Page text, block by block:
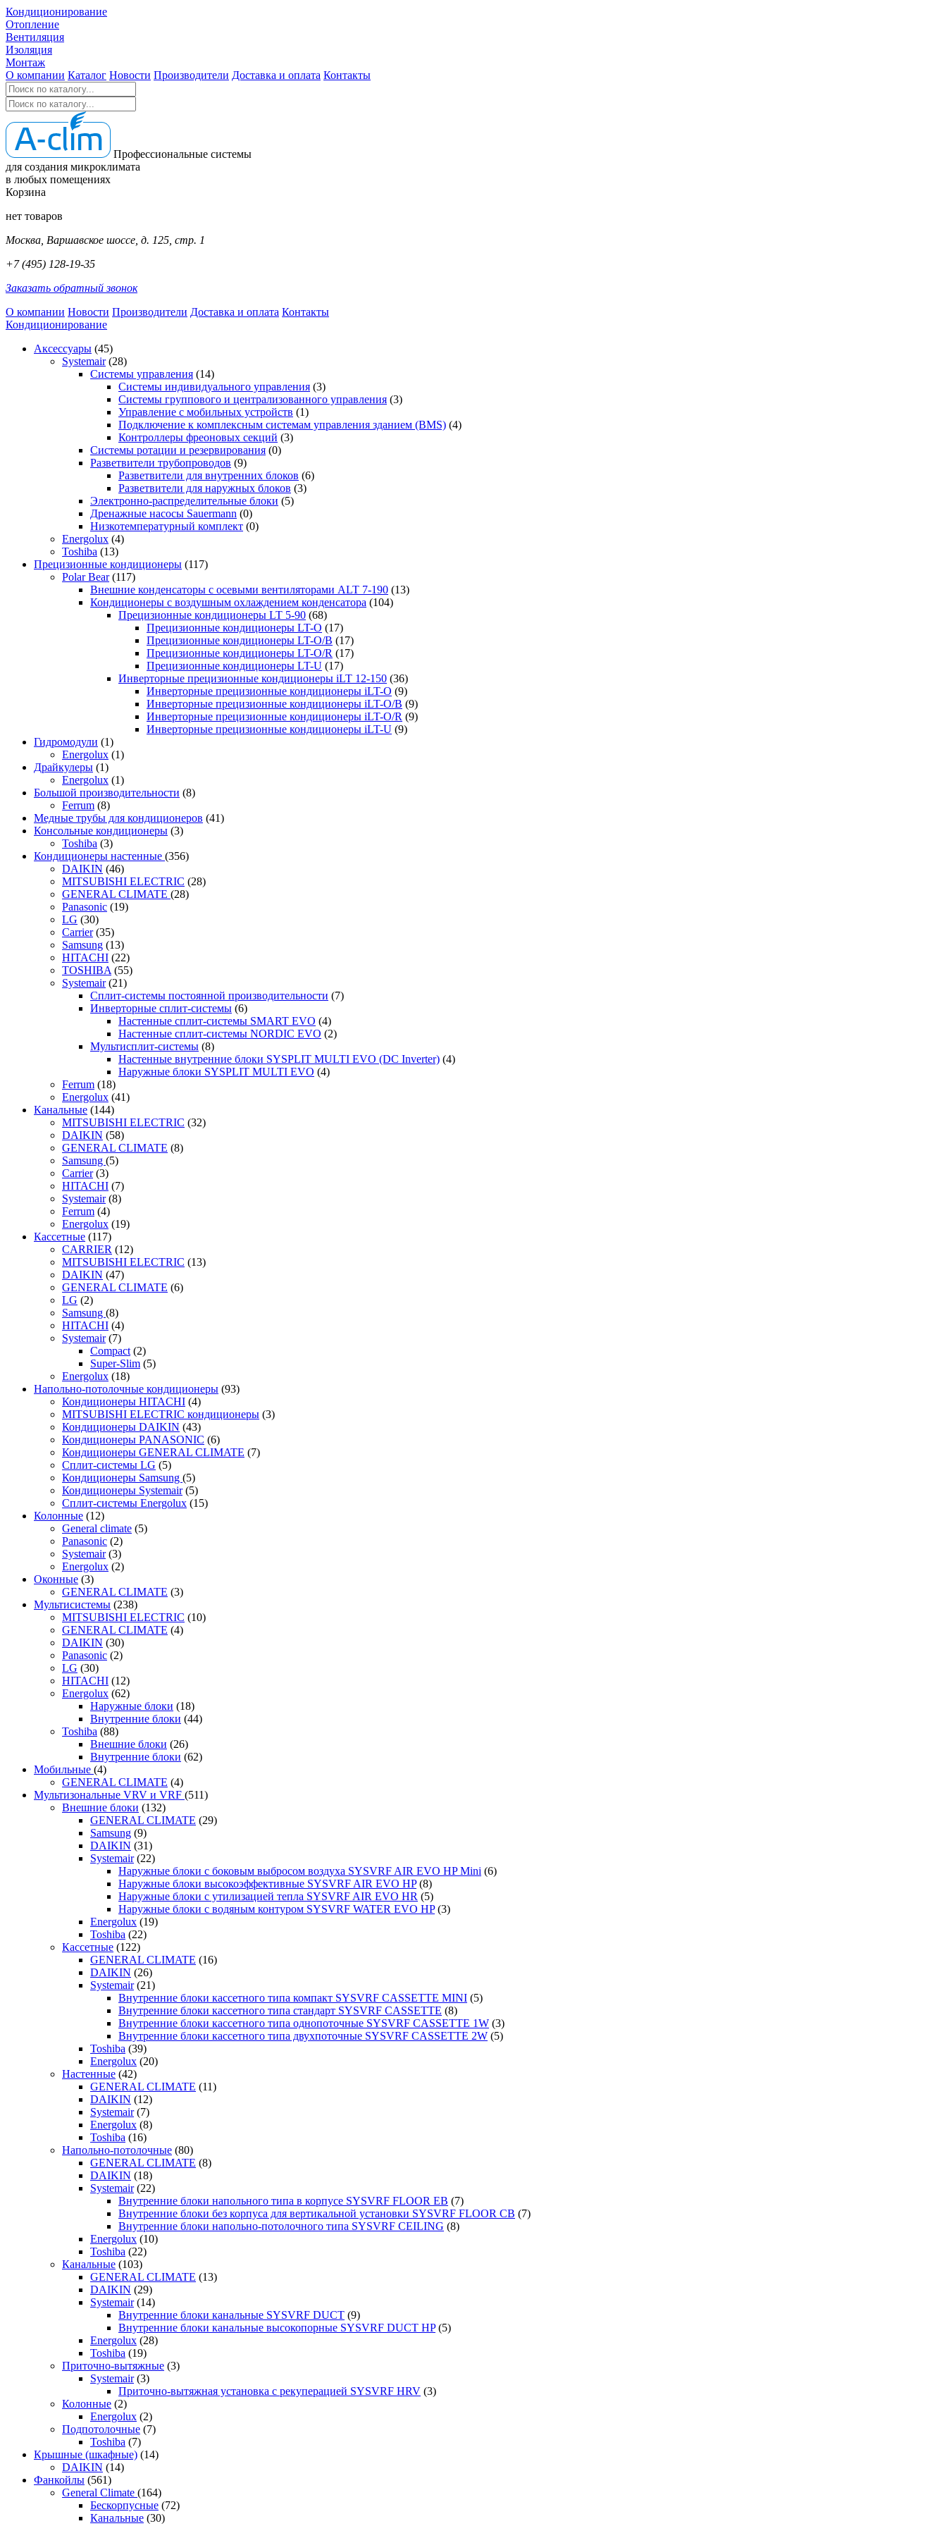
Кондиционирование
Отопление
Вентиляция
Изоляция
Монтаж
О компании Каталог Новости Производители Доставка и оплата Контакты
Профессиональные системы
для создания микроклимата
в любых помещениях
Корзина
нет товаров
Москва, Варшавское шоссе, д. 125, стр. 1
+7 (495) 128-19-35
Заказать обратный звонок
О компании Новости Производители Доставка и оплата Контакты
Кондиционирование
Аксессуары (45)
Systemair (28)
Системы управления (14)
Системы индивидуального управления (3)
Системы группового и централизованного управления (3)
Управление с мобильных устройств (1)
Подключение к комплексным системам управления зданием (BMS) (4)
Контроллеры фреоновых секций (3)
Системы ротации и резервирования (0)
Разветвители трубопроводов (9)
Разветвители для внутренних блоков (6)
Разветвители для наружных блоков (3)
Электронно-распределительные блоки (5)
Дренажные насосы Sauermann (0)
Низкотемпературный комплект (0)
Energolux (4)
Toshiba (13)
Прецизионные кондиционеры (117)
Polar Bear (117)
Внешние конденсаторы с осевыми вентиляторами ALT 7-190 (13)
Кондиционеры с воздушным охлаждением конденсатора (104)
Прецизионные кондиционеры LT 5-90 (68)
Прецизионные кондиционеры LT-O (17)
Прецизионные кондиционеры LT-O/B (17)
Прецизионные кондиционеры LT-O/R (17)
Прецизионные кондиционеры LT-U (17)
Инверторные прецизионные кондиционеры iLT 12-150 (36)
Инверторные прецизионные кондиционеры iLT-O (9)
Инверторные прецизионные кондиционеры iLT-O/B (9)
Инверторные прецизионные кондиционеры iLT-O/R (9)
Инверторные прецизионные кондиционеры iLT-U (9)
Гидромодули (1)
Energolux (1)
Драйкулеры (1)
Energolux (1)
Большой производительности (8)
Ferrum (8)
Медные трубы для кондиционеров (41)
Консольные кондиционеры (3)
Toshiba (3)
Кондиционеры настенные (356)
DAIKIN (46)
MITSUBISHI ELECTRIC (28)
GENERAL CLIMATE (28)
Panasonic (19)
LG (30)
Carrier (35)
Samsung (13)
HITACHI (22)
TOSHIBA (55)
Systemair (21)
Сплит-системы постоянной производительности (7)
Инверторные сплит-системы (6)
Настенные сплит-системы SMART EVO (4)
Настенные сплит-системы NORDIC EVO (2)
Мультисплит-системы (8)
Настенные внутренние блоки SYSPLIT MULTI EVO (DC Inverter) (4)
Наружные блоки SYSPLIT MULTI EVO (4)
Ferrum (18)
Energolux (41)
Канальные (144)
MITSUBISHI ELECTRIC (32)
DAIKIN (58)
GENERAL CLIMATE (8)
Samsung (5)
Carrier (3)
HITACHI (7)
Systemair (8)
Ferrum (4)
Energolux (19)
Кассетные (117)
CARRIER (12)
MITSUBISHI ELECTRIC (13)
DAIKIN (47)
GENERAL CLIMATE (6)
LG (2)
Samsung (8)
HITACHI (4)
Systemair (7)
Compact (2)
Super-Slim (5)
Energolux (18)
Напольно-потолочные кондиционеры (93)
Кондиционеры HITACHI (4)
MITSUBISHI ELECTRIC кондиционеры (3)
Кондиционеры DAIKIN (43)
Кондиционеры PANASONIC (6)
Кондиционеры GENERAL CLIMATE (7)
Сплит-системы LG (5)
Кондиционеры Samsung (5)
Кондиционеры Systemair (5)
Сплит-системы Energolux (15)
Колонные (12)
General climate (5)
Panasonic (2)
Systemair (3)
Energolux (2)
Оконные (3)
GENERAL CLIMATE (3)
Мультисистемы (238)
MITSUBISHI ELECTRIC (10)
GENERAL CLIMATE (4)
DAIKIN (30)
Panasonic (2)
LG (30)
HITACHI (12)
Energolux (62)
Наружные блоки (18)
Внутренние блоки (44)
Toshiba (88)
Внешние блоки (26)
Внутренние блоки (62)
Мобильные (4)
GENERAL CLIMATE (4)
Мультизональные VRV и VRF (511)
Внешние блоки (132)
GENERAL CLIMATE (29)
Samsung (9)
DAIKIN (31)
Systemair (22)
Наружные блоки с боковым выбросом воздуха SYSVRF AIR EVO HP Mini (6)
Наружные блоки высокоэффективные SYSVRF AIR EVO HP (8)
Наружные блоки с утилизацией тепла SYSVRF AIR EVO HR (5)
Наружные блоки с водяным контуром SYSVRF WATER EVO HP (3)
Energolux (19)
Toshiba (22)
Кассетные (122)
GENERAL CLIMATE (16)
DAIKIN (26)
Systemair (21)
Внутренние блоки кассетного типа компакт SYSVRF CASSETTE MINI (5)
Внутренние блоки кассетного типа стандарт SYSVRF CASSETTE (8)
Внутренние блоки кассетного типа однопоточные SYSVRF CASSETTE 1W (3)
Внутренние блоки кассетного типа двухпоточные SYSVRF CASSETTE 2W (5)
Toshiba (39)
Energolux (20)
Настенные (42)
GENERAL CLIMATE (11)
DAIKIN (12)
Systemair (7)
Energolux (8)
Toshiba (16)
Напольно-потолочные (80)
GENERAL CLIMATE (8)
DAIKIN (18)
Systemair (22)
Внутренние блоки напольного типа в корпусе SYSVRF FLOOR EB (7)
Внутренние блоки без корпуса для вертикальной установки SYSVRF FLOOR CB (7)
Внутренние блоки напольно-потолочного типа SYSVRF CEILING (8)
Energolux (10)
Toshiba (22)
Канальные (103)
GENERAL CLIMATE (13)
DAIKIN (29)
Systemair (14)
Внутренние блоки канальные SYSVRF DUCT (9)
Внутренние блоки канальные высокопорные SYSVRF DUCT HP (5)
Energolux (28)
Toshiba (19)
Приточно-вытяжные (3)
Systemair (3)
Приточно-вытяжная установка с рекуперацией SYSVRF HRV (3)
Колонные (2)
Energolux (2)
Подпотолочные (7)
Toshiba (7)
Крышные (шкафные) (14)
DAIKIN (14)
Фанкойлы (561)
General Climate (164)
Бескорпусные (72)
Канальные (30)